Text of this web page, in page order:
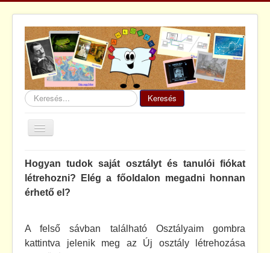
Keresés... Keresés
Navigáció
váltása
Tankockakör
MinTankockák
GYIK
Hogyan tudok saját osztályt és tanulói fiókat
létrehozni? Elég a főoldalon megadni honnan
érhető el?
A felső sávban található Osztályaim gombra
kattintva jelenik meg az Új osztály létrehozása